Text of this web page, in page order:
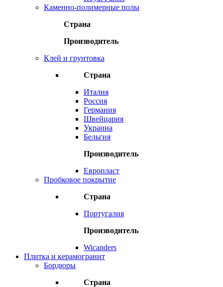
Каменно-полимерные полы
Страна
Производитель
Клей и грунтовка
Страна
Италия
Россия
Германия
Швейцария
Украина
Бельгия
Производитель
Европласт
Пробковое покрытие
Страна
Португалия
Производитель
Wicanders
Плитка и керамогранит
Бордюры
Страна